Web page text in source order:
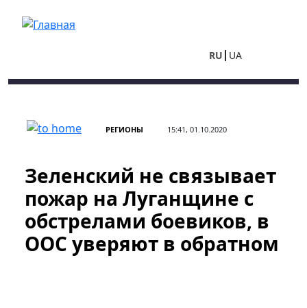
RU UA
РЕГИОНЫ 15:41, 01.10.2020
Зеленский не связывает
пожар на Луганщине с
обстрелами боевиков, в
ООС уверяют в обратном